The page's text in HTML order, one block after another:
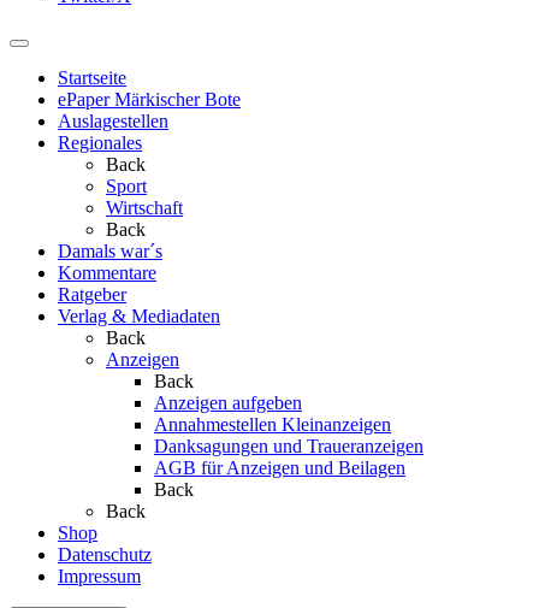
Startseite
ePaper Märkischer Bote
Auslagestellen
Regionales
Back
Sport
Wirtschaft
Back
Damals war´s
Kommentare
Ratgeber
Verlag & Mediadaten
Back
Anzeigen
Back
Anzeigen aufgeben
Annahmestellen Kleinanzeigen
Danksagungen und Traueranzeigen
AGB für Anzeigen und Beilagen
Back
Back
Shop
Datenschutz
Impressum